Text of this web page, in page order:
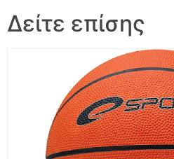
Δείτε επίσης